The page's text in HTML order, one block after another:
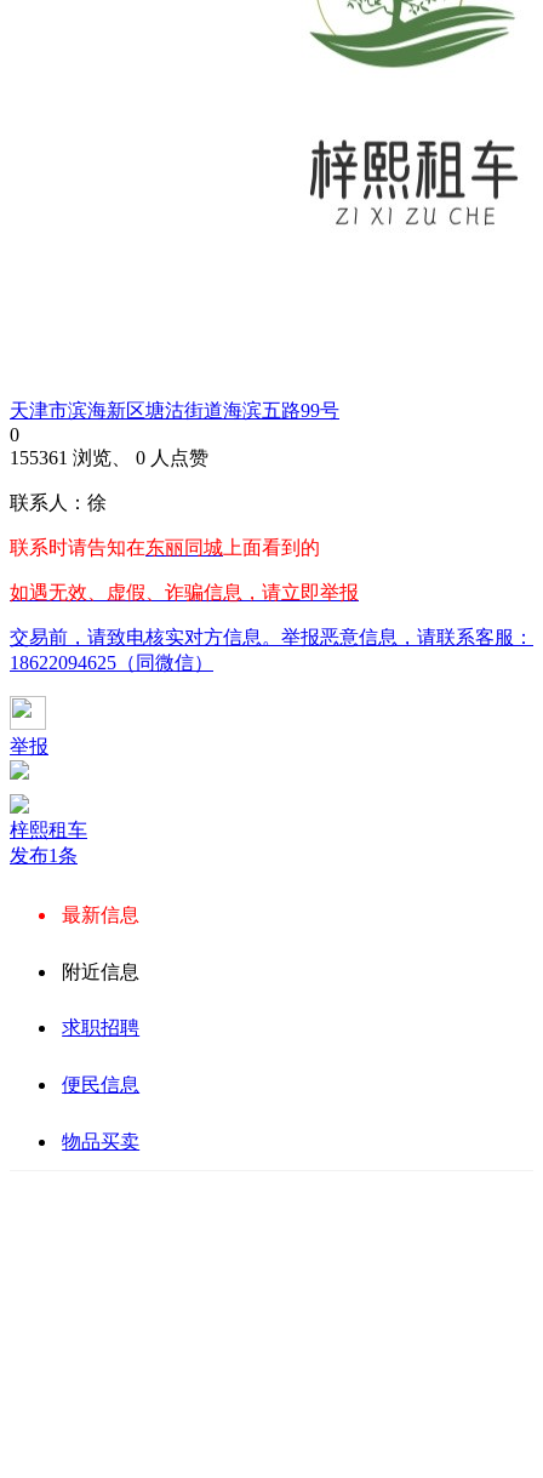
天津市滨海新区塘沽街道海滨五路99号
0
155361 浏览、 0 人点赞
联系人：徐
联系时请告知在东丽同城 上面看到的
如遇无效、虚假、诈骗信息，请立即举报
交易前，请致电核实对方信息。举报恶意信息，请联系客服：
18622094625（同微信）
举报
梓熙租车
发布1条
最新信息
附近信息
求职招聘
便民信息
物品买卖